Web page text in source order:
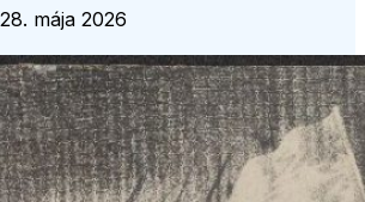
28. mája 2026